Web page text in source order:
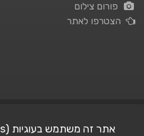
פורום צילום
הצטרפו לאתר